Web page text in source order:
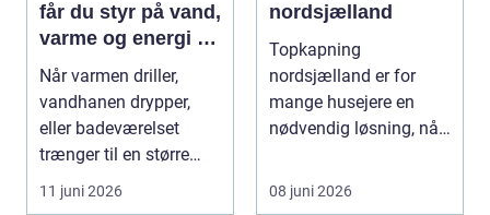
får du styr på vand,
varme og energi i
din bolig
Når varmen driller,
vandhanen drypper,
eller badeværelset
trænger til en større
renovering, er en dy...
11 juni 2026
nordsjælland
Topkapning
nordsjælland er for
mange husejere en
nødvendig løsning, når
mørke, ut...
08 juni 2026